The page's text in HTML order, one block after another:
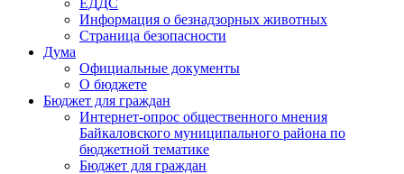
ЕДДС
Информация о безнадзорных животных
Страница безопасности
Дума
Официальные документы
О бюджете
Бюджет для граждан
Интернет-опрос общественного мнения
Байкаловского муниципального района по
бюджетной тематике
Бюджет для граждан